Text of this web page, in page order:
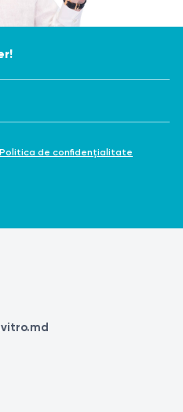
Politica de confidențialitate